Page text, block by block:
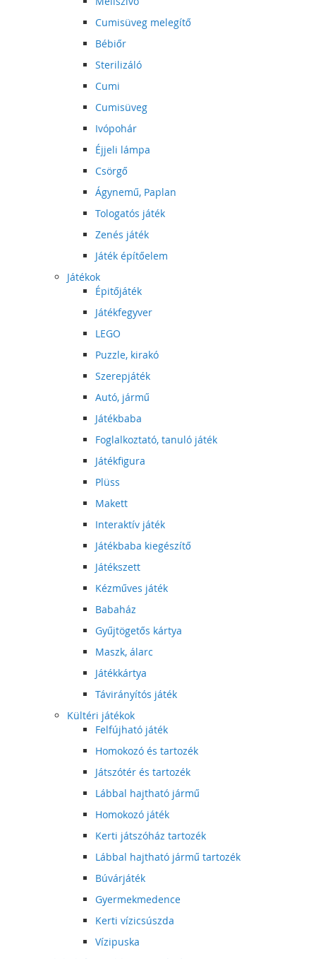
Cumisüveg melegítő
Bébiőr
Sterilizáló
Cumi
Cumisüveg
Ivópohár
Éjjeli lámpa
Csörgő
Ágynemű, Paplan
Tologatós játék
Zenés játék
Játék építőelem
Játékok
Épitőjáték
Játékfegyver
LEGO
Puzzle, kirakó
Szerepjáték
Autó, jármű
Játékbaba
Foglalkoztató, tanuló játék
Játékfigura
Plüss
Makett
Interaktív játék
Játékbaba kiegészítő
Játékszett
Kézműves játék
Babaház
Gyűjtögetős kártya
Maszk, álarc
Játékkártya
Távirányítós játék
Kültéri játékok
Felfújható játék
Homokozó és tartozék
Játszótér és tartozék
Lábbal hajtható jármű
Homokozó játék
Kerti játszóház tartozék
Lábbal hajtható jármű tartozék
Búvárjáték
Gyermekmedence
Kerti vízicsúszda
Vízipuska